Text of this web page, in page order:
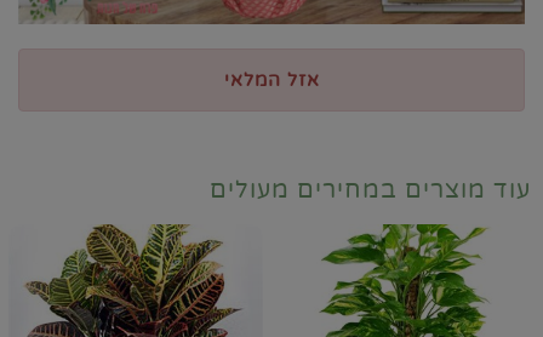
אזל המלאי
עוד מוצרים במחירים מעולים